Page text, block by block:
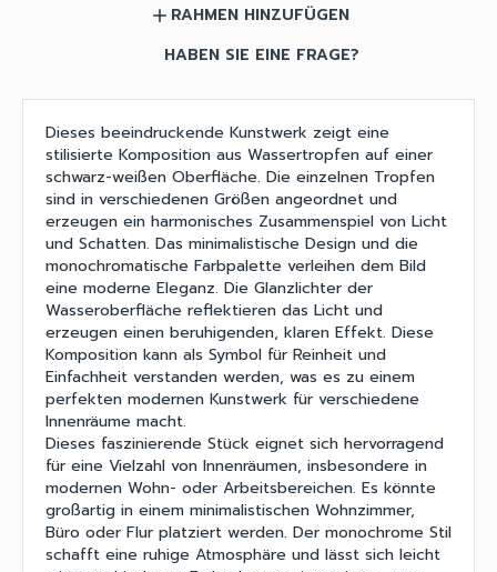
add RAHMEN HINZUFÜGEN
HABEN SIE EINE FRAGE?
Dieses beeindruckende Kunstwerk zeigt eine
stilisierte Komposition aus Wassertropfen auf einer
schwarz-weißen Oberfläche. Die einzelnen Tropfen
sind in verschiedenen Größen angeordnet und
erzeugen ein harmonisches Zusammenspiel von Licht
und Schatten. Das minimalistische Design und die
monochromatische Farbpalette verleihen dem Bild
eine moderne Eleganz. Die Glanzlichter der
Wasseroberfläche reflektieren das Licht und
erzeugen einen beruhigenden, klaren Effekt. Diese
Komposition kann als Symbol für Reinheit und
Einfachheit verstanden werden, was es zu einem
perfekten modernen Kunstwerk für verschiedene
Innenräume macht.
Dieses faszinierende Stück eignet sich hervorragend
für eine Vielzahl von Innenräumen, insbesondere in
modernen Wohn- oder Arbeitsbereichen. Es könnte
großartig in einem minimalistischen Wohnzimmer,
Büro oder Flur platziert werden. Der monochrome Stil
schafft eine ruhige Atmosphäre und lässt sich leicht